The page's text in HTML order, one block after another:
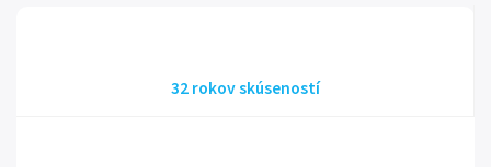
32 rokov skúseností